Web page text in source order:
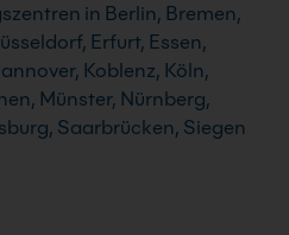
in Berlin, Bremen,
Erfurt, Essen,
Koblenz, Köln,
Münster, Nürnberg,
Saarbrücken, Siegen